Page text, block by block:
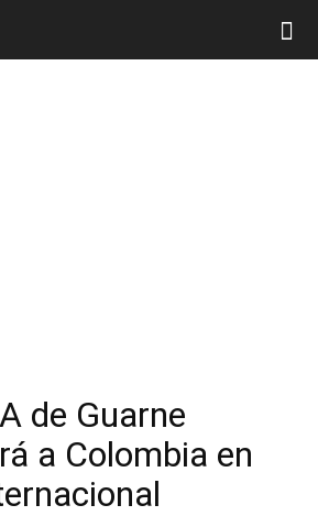
de Guarne
a Colombia en